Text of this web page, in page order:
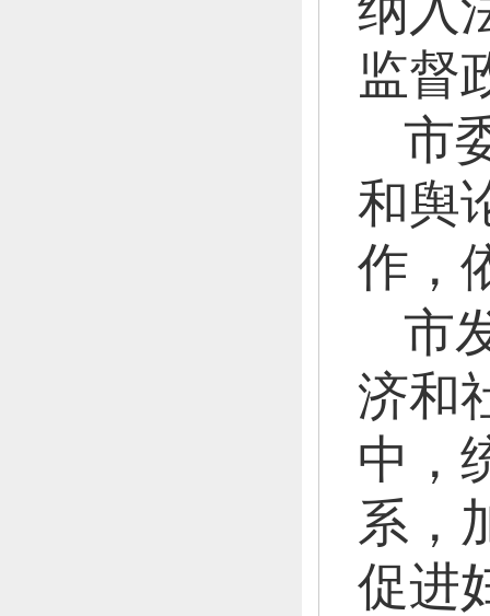
监督
市
和舆
作，
市
济和
中，
系，
促进